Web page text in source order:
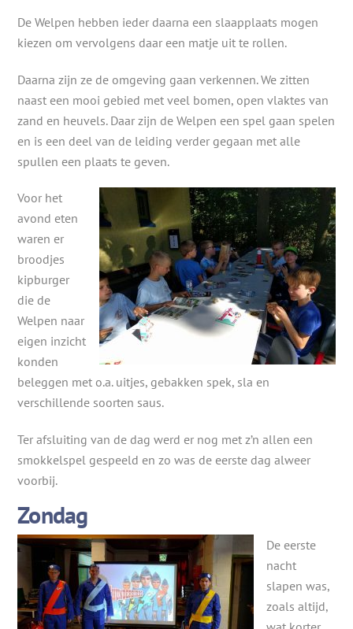
De Welpen hebben ieder daarna een slaapplaats mogen
kiezen om vervolgens daar een matje uit te rollen.
Daarna zijn ze de omgeving gaan verkennen. We zitten
naast een mooi gebied met veel bomen, open vlaktes van
zand en heuvels. Daar zijn de Welpen een spel gaan spelen
en is een deel van de leiding verder gegaan met alle
spullen een plaats te geven.
Voor het
avond eten
waren er
broodjes
kipburger
die de
Welpen naar
eigen inzicht
konden
beleggen met o.a. uitjes, gebakken spek, sla en
verschillende soorten saus.
Ter afsluiting van de dag werd er nog met z’n allen een
smokkelspel gespeeld en zo was de eerste dag alweer
voorbij.
Zondag
De eerste
nacht
slapen was,
zoals altijd,